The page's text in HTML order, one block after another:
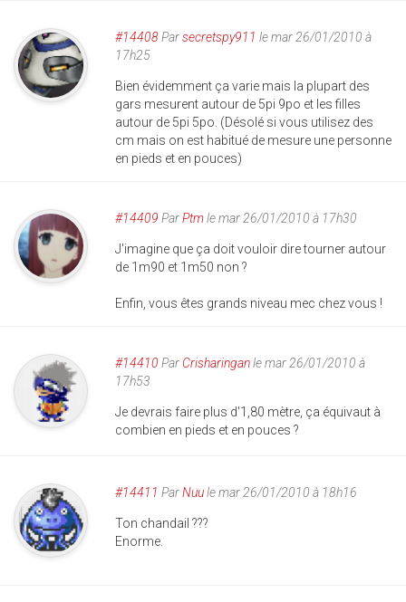
#14408Parsecretspy911 le mar 26/01/2010 à
17h25
Bien évidemment ça varie mais la plupart des
gars mesurent autour de 5pi 9po et les filles
autour de 5pi 5po. (Désolé si vous utilisez des
cm mais on est habitué de mesure une personne
en pieds et en pouces)
#14409 ParPtmle mar 26/01/2010 à 17h30
J'imagine que ça doit vouloir dire tourner autour
de 1m90 et 1m50 non ?
Enfin, vous êtes grands niveau mec chez vous !
#14410 Par Crisharinganle mar 26/01/2010 à
17h53
Je devrais faire plus d'1,80 mètre, ça équivaut à
combien en pieds et en pouces ?
#14411 ParNuule mar 26/01/2010 à 18h16
Ton chandail ???
Enorme.